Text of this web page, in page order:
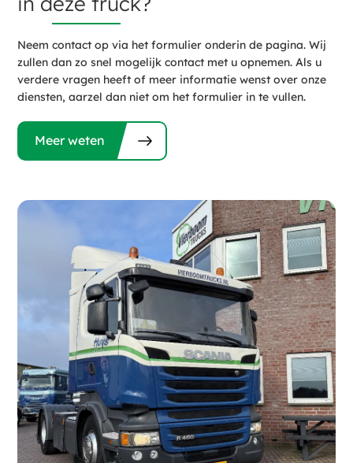
Neem contact op via het formulier onderin de pagina. Wij
zullen dan zo snel mogelijk contact met u opnemen. Als u
verdere vragen heeft of meer informatie wenst over onze
diensten, aarzel dan niet om het formulier in te vullen.
Meer weten